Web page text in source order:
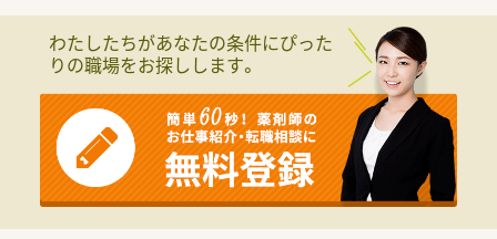
■内科を中心に広域の医療機関から面応需で受け付けており、1
日の処方箋枚数は30枚から50枚程度となっております。
■常勤薬剤師1名とパート薬剤師5名が在籍し、常時1名から2名
体制でゆとりを持って日々の業務に対応しております。
【法人特徴について】
■創業150年以上の歴史を誇り、北陸地方を中心に関東や東海な
ど全国に600店舗以上を展開しているトップクラスの成長企業
です。
■「健康と美と衛生において社会貢献する」という経営理念のも
と、利便性と信頼性の高い調剤併設型の店舗を展開しておりま
わたしたちがあなたの条件にぴった
りの職場をお探しします。